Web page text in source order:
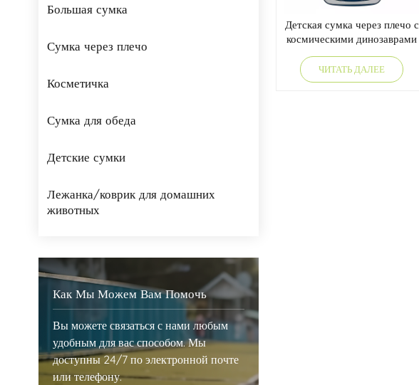
Большая сумка
Сумка через плечо
Косметичка
Сумка для обеда
Детские сумки
Лежанка/коврик для домашних
животных
Как Мы Можем Вам Помочь
Вы можете связаться с нами любым
удобным для вас способом. Мы
доступны 24/7 по электронной почте
или телефону.
Детская сумка через плечо с
космическими динозаврами
ЧИТАТЬ ДАЛЕЕ